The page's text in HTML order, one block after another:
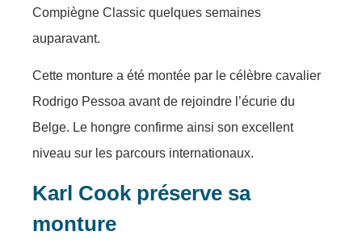
Compiègne Classic quelques semaines
auparavant.
Cette monture a été montée par le célèbre cavalier
Rodrigo Pessoa avant de rejoindre l’écurie du
Belge. Le hongre confirme ainsi son excellent
niveau sur les parcours internationaux.
Karl Cook préserve sa
monture